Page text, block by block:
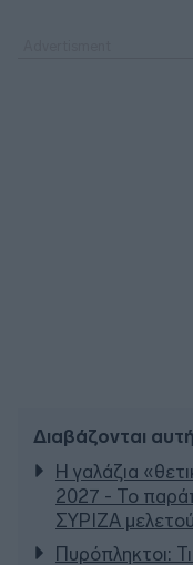
Διαβάζονται
Η γαλάζια
2027 - Το
ΣΥΡΙΖΑ
Πυρόπληκτοι: